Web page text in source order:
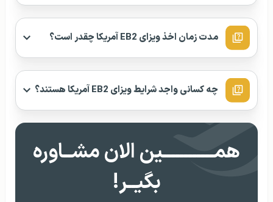
مدت زمان اخذ ویزای EB2 آمریکا چقدر است؟
چه کسانی واجد شرایط ویزای EB2 آمریکا هستند؟
همــــــــــــین الان مشــاوره
بگیــر!